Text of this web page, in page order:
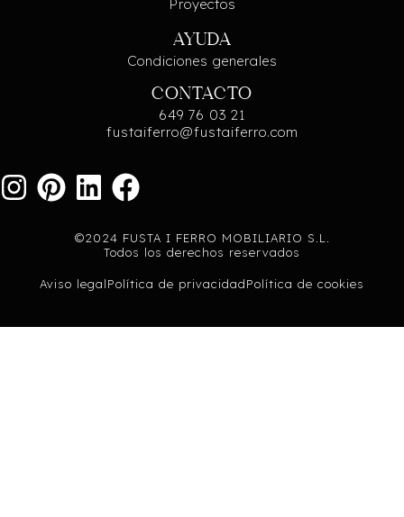
Proyectos
AYUDA
Condiciones generales
CONTACTO
649 76 03 21
fustaiferro@fustaiferro.com
©2024 FUSTA I FERRO MOBILIARIO S.L.
Todos los derechos reservados
Aviso legalPolítica de privacidadPolítica de cookies